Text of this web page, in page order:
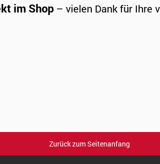
im Shop – vielen Dank für Ihre
Zurück zum Seitenanfang